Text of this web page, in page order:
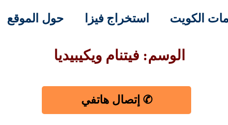
الكويت استخراج فيزا حول الموقع
الوسم: فيتنام ويكيبيديا
✆ إتصال هاتفي